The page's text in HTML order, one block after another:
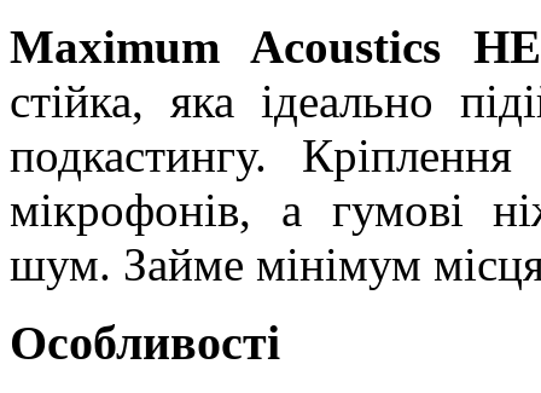
Maximum Acoustics
стійка, яка ідеально
подкастингу.
мікрофонів, а гумові
шум. Займе мінімум
Особливості